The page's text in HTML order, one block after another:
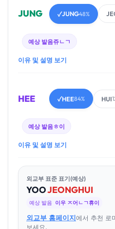
JUNG ✓JUNG48%
예상 발음쥬ㄴㄱ
이유 및 설명 보기
HEE ✓HEE84% HUI
예상 발음ㅎ이
이유 및 설명 보기
외교부 표준 표기(예상)
YOOJEONGHUI
예상 발음 이우 ㅈ어ㄴㄱ휴이
외교부 홈페이지에서 추천 로
보세요.